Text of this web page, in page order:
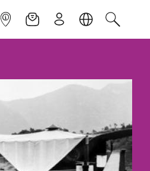
INFOPOINTNEWSLETTER
SIGN UPLANGUAGE
SEARCH